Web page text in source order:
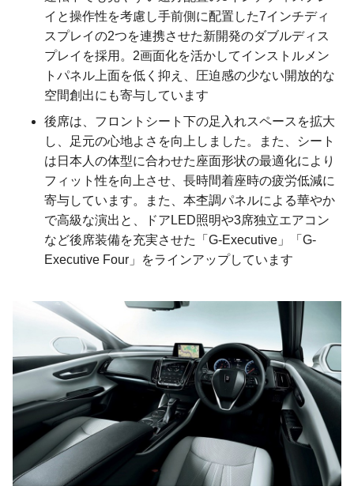
イと操作性を考慮し手前側に配置した7インチディ
スプレイの2つを連携させた新開発のダブルディス
プレイを採用。2画面化を活かしてインストルメン
トパネル上面を低く抑え、圧迫感の少ない開放的な
空間創出にも寄与しています
後席は、フロントシート下の足入れスペースを拡大
し、足元の心地よさを向上しました。また、シート
は日本人の体型に合わせた座面形状の最適化により
フィット性を向上させ、長時間着座時の疲労低減に
寄与しています。また、本杢調パネルによる華やか
で高級な演出と、ドアLED照明や3席独立エアコン
など後席装備を充実させた「G-Executive」「G-
Executive Four」をラインアップしています